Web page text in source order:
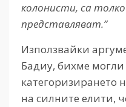
колонисти, са
представляват.”
Използвайки
Бадиу, бихме
категоризирането
на силните елити,